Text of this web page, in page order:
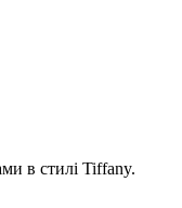
в стилі Tiffany.